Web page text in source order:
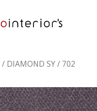
/ DIAMOND SY / 702